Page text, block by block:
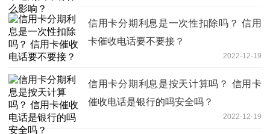
信用卡分期利息是一次性扣除吗？ 信用
卡催收电话要不要接？
2022-12-19
信用卡分期利息是按天计算吗？ 信用卡
催收电话是银行的吗安全吗？
2022-12-19